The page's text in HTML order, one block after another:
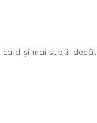
și mai subtil